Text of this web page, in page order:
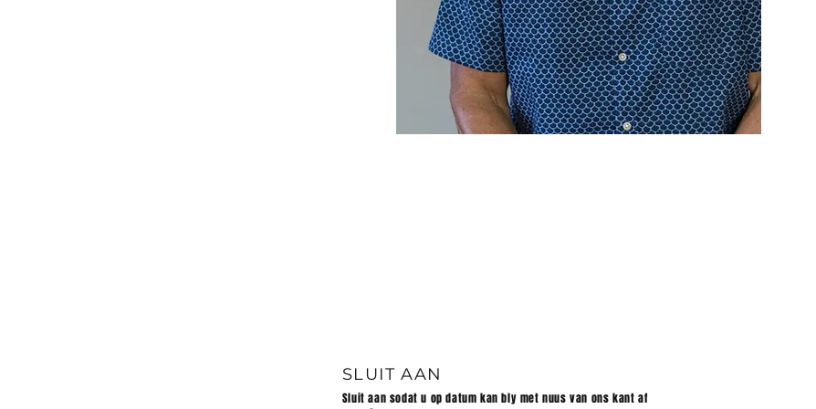
SLUIT AAN
Sluit aan sodat u op datum kan bly met nuus van ons kant af